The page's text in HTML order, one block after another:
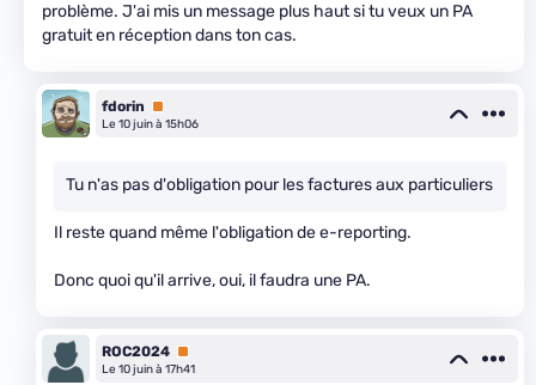
problème. J'ai mis un message plus haut si tu veux un PA
gratuit en réception dans ton cas.
fdorin
Premium
Le 10 juin à 15h06
Tu n'as pas d'obligation pour les factures aux particuliers
Il reste quand même l'obligation de e-reporting.
Donc quoi qu'il arrive, oui, il faudra une PA.
ROC2024 Premium
Le 10 juin à 17h41